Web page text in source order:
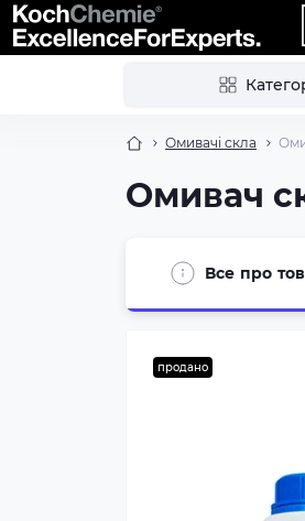
Омивачі скла
Омивач
Все про
продано